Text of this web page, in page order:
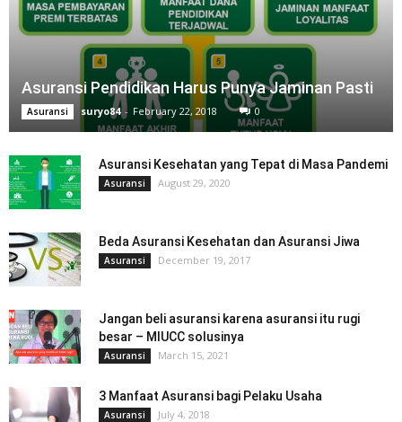
Asuransi Pendidikan Harus Punya Jaminan Pasti
Asuransi suryo84 - February 22, 2018 0
Asuransi Kesehatan yang Tepat di Masa Pandemi
Asuransi August 29, 2020
Beda Asuransi Kesehatan dan Asuransi Jiwa
Asuransi December 19, 2017
Jangan beli asuransi karena asuransi itu rugi
besar – MIUCC solusinya
Asuransi March 15, 2021
3 Manfaat Asuransi bagi Pelaku Usaha
Asuransi July 4, 2018